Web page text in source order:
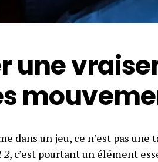
une
dans un jeu, ce n’est pas une
2, c’est pourtant un élément